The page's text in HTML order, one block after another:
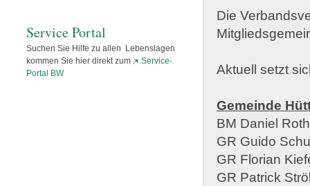
Die
Aktuell setzt
Gemeinde
BM Daniel Roth
GR Guido
GR Florian
GR Patrick
Service Portal
Suchen Sie Hilfe zu allen Lebenslagen
kommen Sie hier direkt zum
Service-
Portal BW